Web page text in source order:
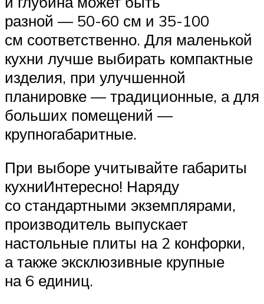
разной — 50-60 см и 35-100
см соответственно. Для маленькой
кухни лучше выбирать компактные
изделия, при улучшенной
планировке — традиционные, а для
больших помещений —
крупногабаритные.
При выборе учитывайте габариты
кухниИнтересно! Наряду
со стандартными экземплярами,
производитель выпускает
настольные плиты на 2 конфорки,
а также эксклюзивные крупные
на 6 единиц.